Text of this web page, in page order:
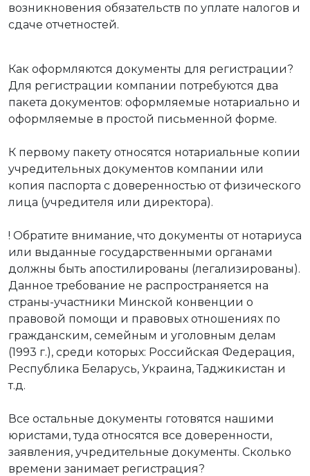
возникновения обязательств по уплате налогов и
сдаче отчетностей.
Как оформляются документы для регистрации?
Для регистрации компании потребуются два
пакета документов: оформляемые нотариально и
оформляемые в простой письменной форме.
К первому пакету относятся нотариальные копии
учредительных документов компании или
копия паспорта с доверенностью от физического
лица (учредителя или директора).
! Обратите внимание, что документы от нотариуса
или выданные государственными органами
должны быть апостилированы (легализированы).
Данное требование не распространяется на
страны-участники Минской конвенции о
пpавовой помощи и пpавовых отношениях по
гpажданским, семейным и уголовным делам
(1993 г.), среди которых: Российская Федерация,
Республика Беларусь, Украина, Таджикистан и
т.д.
Все остальные документы готовятся нашими
юристами, туда относятся все доверенности,
заявления, учредительные документы. Сколько
времени занимает регистрация?